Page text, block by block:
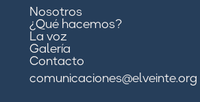
Nosotros
¿Qué hacemos?
La voz
Galería
Contacto
comunicaciones@elveinte.org